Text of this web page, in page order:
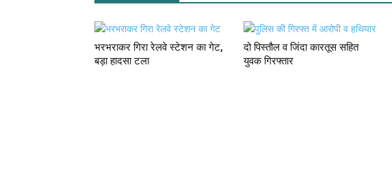
भरभराकर गिरा रेलवे स्टेशन का गेट,
बड़ा हादसा टला
दो पिस्तौल व जिंदा कारतूस सहित
युवक गिरफ्तार